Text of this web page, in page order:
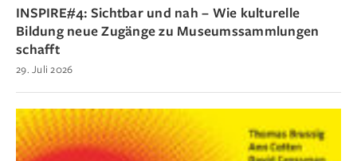
INSPIRE#4: Sichtbar und nah – Wie kulturelle
Bildung neue Zugänge zu Museumssammlungen
schafft
29. Juli 2026